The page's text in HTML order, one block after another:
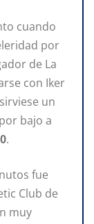
cuando
por
de La
con Iker
un
bajo a
.
fue
Club de
muy